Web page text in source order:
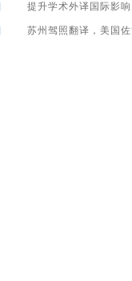
提升学术外译国际影
苏州驾照翻译，美国